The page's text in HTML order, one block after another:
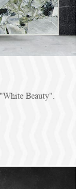
Beauty".